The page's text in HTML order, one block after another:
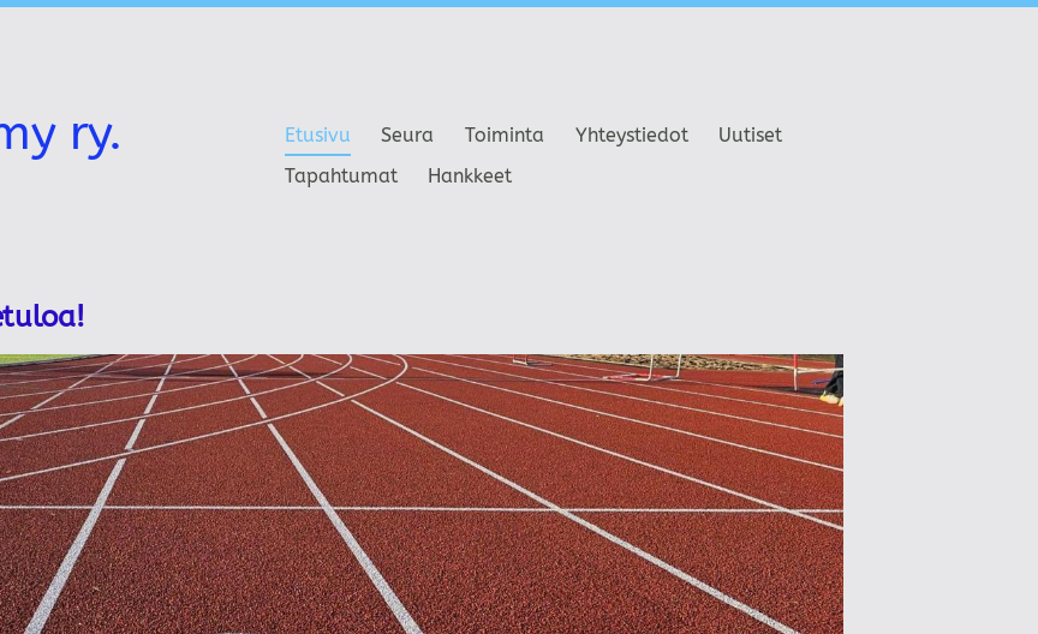
ry. Etusivu Seura Toiminta Yhteystiedot
Uutiset
Tapahtumat
Hankkeet